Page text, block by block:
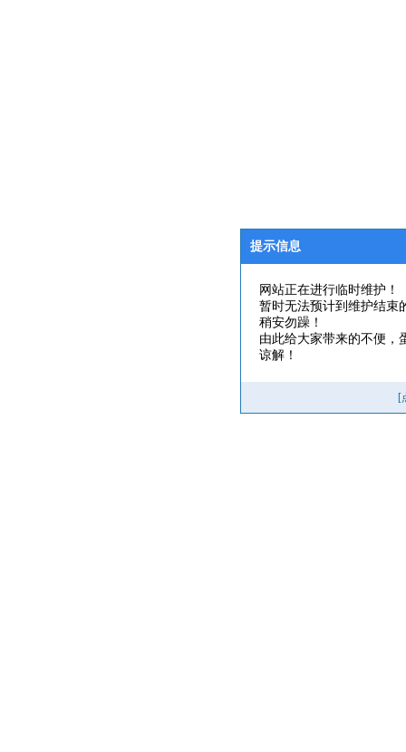
提示信息
网站正在进行临时维护！
暂时无法预计到维护结束
稍安勿躁！
由此给大家带来的不便，
谅解！
[